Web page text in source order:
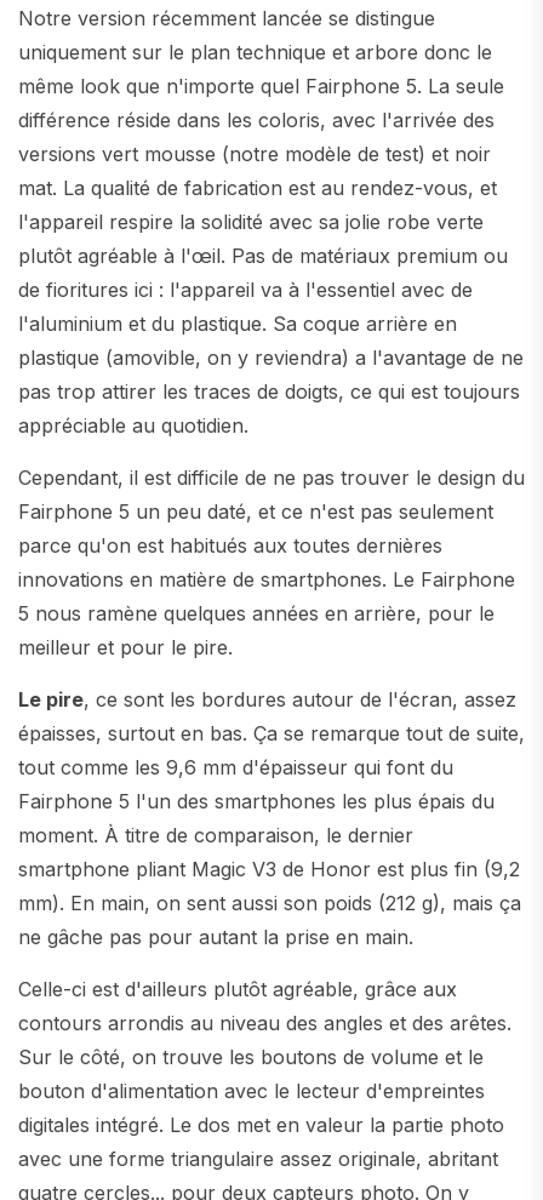
Notre version récemment lancée se distingue
uniquement sur le plan technique et arbore donc le
même look que n'importe quel Fairphone 5. La seule
différence réside dans les coloris, avec l'arrivée des
versions vert mousse (notre modèle de test) et noir
mat. La qualité de fabrication est au rendez-vous, et
l'appareil respire la solidité avec sa jolie robe verte
plutôt agréable à l'œil. Pas de matériaux premium ou
de fioritures ici : l'appareil va à l'essentiel avec de
l'aluminium et du plastique. Sa coque arrière en
plastique (amovible, on y reviendra) a l'avantage de ne
pas trop attirer les traces de doigts, ce qui est toujours
appréciable au quotidien.
Cependant, il est difficile de ne pas trouver le design du
Fairphone 5 un peu daté, et ce n'est pas seulement
parce qu'on est habitués aux toutes dernières
innovations en matière de smartphones. Le Fairphone
5 nous ramène quelques années en arrière, pour le
meilleur et pour le pire.
Le pire, ce sont les bordures autour de l'écran, assez
épaisses, surtout en bas. Ça se remarque tout de suite,
tout comme les 9,6 mm d'épaisseur qui font du
Fairphone 5 l'un des smartphones les plus épais du
moment. À titre de comparaison, le dernier
smartphone pliant Magic V3 de Honor est plus fin (9,2
mm). En main, on sent aussi son poids (212 g), mais ça
ne gâche pas pour autant la prise en main.
Celle-ci est d'ailleurs plutôt agréable, grâce aux
contours arrondis au niveau des angles et des arêtes.
Sur le côté, on trouve les boutons de volume et le
bouton d'alimentation avec le lecteur d'empreintes
digitales intégré. Le dos met en valeur la partie photo
avec une forme triangulaire assez originale, abritant
quatre cercles... pour deux capteurs photo. On y